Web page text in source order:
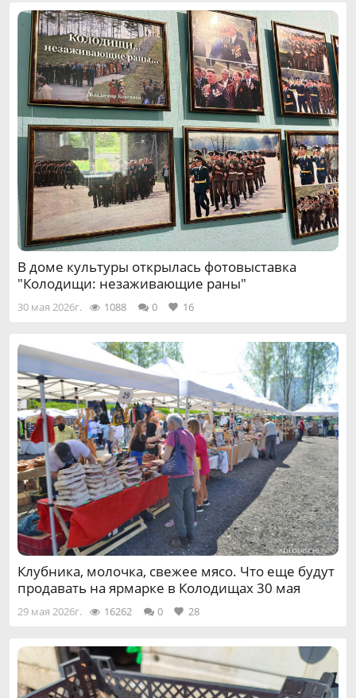
В доме культуры открылась фотовыставка
"Колодищи: незаживающие раны"
30 мая 2026г. 1088 0 16
Клубника, молочка, свежее мясо. Что еще будут
продавать на ярмарке в Колодищах 30 мая
29 мая 2026г. 16262 0 28